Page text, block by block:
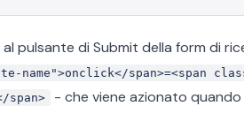
pulsante di Submit della form di
name">onclick</span>=<span
span>
- che viene azionato